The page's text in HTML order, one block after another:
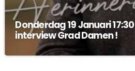
Donderdag 19 Januari
interview Grad Damen !